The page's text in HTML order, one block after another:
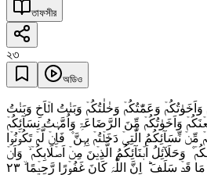
তাফসীর
২৩
অডিও
وَعَمّٰتُکُمۡ وَخٰلٰتُکُمۡ وَبَنٰتُ الۡاَخِ وَبَنٰتُ
وَاَخَوٰتُکُمۡ مِّنَ الرَّضَاعَۃِ وَاُمَّہٰتُ نِسَآئِکُمۡ
نِّسَآئِکُمُ الّٰتِیۡ دَخَلۡتُمۡ بِہِنَّ ۫ فَاِنۡ لَّمۡ تَکُوۡنُوۡا
وَحَلَآئِلُ اَبۡنَآئِکُمُ الَّذِیۡنَ مِنۡ اَصۡلَابِکُمۡ ۙ وَاَنۡ
مَا قَدۡ سَلَفَ ؕ اِنَّ اللّٰہَ کَانَ غَفُوۡرًا رَّحِیۡمًا ٢٣